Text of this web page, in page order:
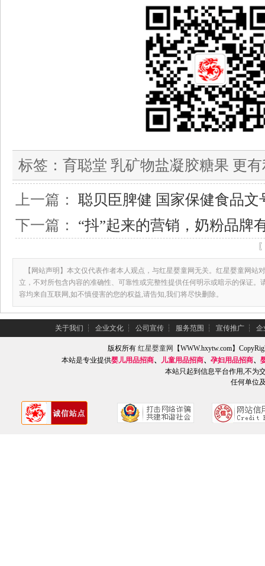
标签： 育聪堂 乳矿物盐凝胶糖果 更
上一篇： 聪贝臣脾健 国家保健食品文
下一篇： “抖”起来的营销，奶粉品牌
【网站声明】本文仅代表作者本人观点，与红星婴童网无关。红星婴童网站
立，不对所包含内容的准确性、可靠性或完整性提供任何明示或暗示的保证。
容均来自互联网,如不慎侵害的您的权益,请告知,我们将尽快删除。
关于我们 ┆ 企业文化 ┆ 公司宣传 ┆ 服务范围 ┆ 宣传推广 ┆ 企
版权所有红星婴童网
【WWW.hxytw.com】
本站是专业提供婴儿用品招商、 儿童用品招商、 孕妇用品招商、
本站只起到信息平台作用,不为
任何单位